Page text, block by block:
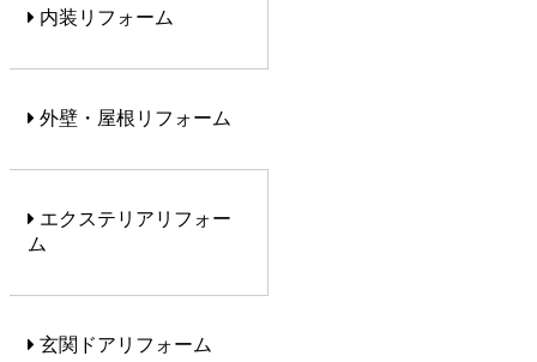
内装リフォーム
外壁・屋根リフォーム
エクステリアリフォー
ム
玄関ドアリフォーム